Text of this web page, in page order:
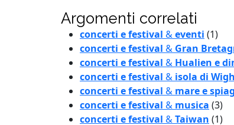
Argomenti correlati
concerti e festival &eventi (1)
concerti e festival & Gran
concerti e festival & Hualien e
concerti e festival & isola di
concerti e festival & mare e
concerti e festival & musica (3)
concerti e festival &Taiwan (1)